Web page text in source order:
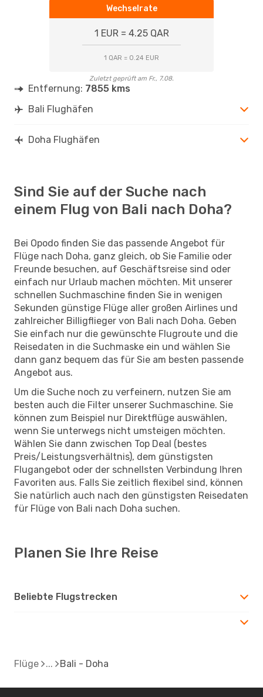
Wechselrate
1 EUR = 4.25 QAR
1 QAR = 0.24 EUR
Zuletzt geprüft am Fr., 7.08.
Entfernung: 7855 kms
Bali Flughäfen
Doha Flughäfen
Sind Sie auf der Suche nach
einem Flug von Bali nach Doha?
Bei Opodo finden Sie das passende Angebot für
Flüge nach Doha, ganz gleich, ob Sie Familie oder
Freunde besuchen, auf Geschäftsreise sind oder
einfach nur Urlaub machen möchten. Mit unserer
schnellen Suchmaschine finden Sie in wenigen
Sekunden günstige Flüge aller großen Airlines und
zahlreicher Billigflieger von Bali nach Doha. Geben
Sie einfach nur die gewünschte Flugroute und die
Reisedaten in die Suchmaske ein und wählen Sie
dann ganz bequem das für Sie am besten passende
Angebot aus.
Um die Suche noch zu verfeinern, nutzen Sie am
besten auch die Filter unserer Suchmaschine. Sie
können zum Beispiel nur Direktflüge auswählen,
wenn Sie unterwegs nicht umsteigen möchten.
Wählen Sie dann zwischen Top Deal (bestes
Preis/Leistungsverhältnis), dem günstigsten
Flugangebot oder der schnellsten Verbindung Ihren
Favoriten aus. Falls Sie zeitlich flexibel sind, können
Sie natürlich auch nach den günstigsten Reisedaten
für Flüge von Bali nach Doha suchen.
Planen Sie Ihre Reise
Beliebte Flugstrecken
Flüge Bali - Doha